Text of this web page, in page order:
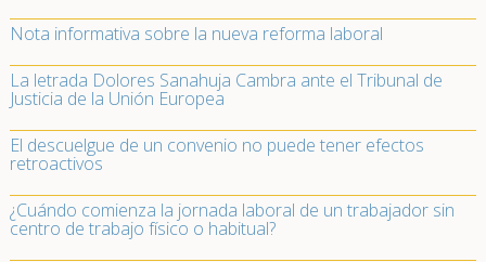
Nota informativa sobre la nueva reforma laboral
La letrada Dolores Sanahuja Cambra ante el Tribunal de
Justicia de la Unión Europea
El descuelgue de un convenio no puede tener efectos
retroactivos
¿Cuándo comienza la jornada laboral de un trabajador sin
centro de trabajo físico o habitual?